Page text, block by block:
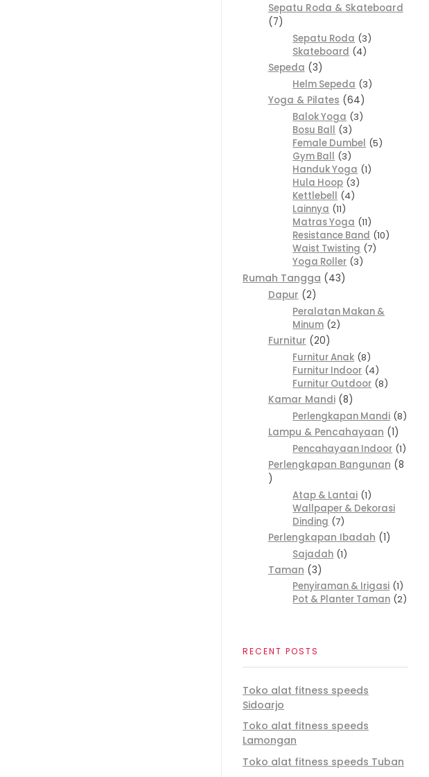
Sepatu Roda & Skateboard
7
Sepatu Roda 3
Skateboard 4
Sepeda
3
Helm Sepeda 3
Yoga & Pilates
64
Balok Yoga 3
Bosu Ball 3
Female Dumbel 5
Gym Ball 3
Handuk Yoga 1
Hula Hoop 3
Kettlebell 4
Lainnya 11
Matras Yoga 11
Resistance Band 10
Waist Twisting 7
Yoga Roller 3
Rumah Tangga 43
Dapur
2
Peralatan Makan &
Minum 2
Furnitur
20
Furnitur Anak 8
Furnitur Indoor 4
Furnitur Outdoor 8
Kamar Mandi 8
Perlengkapan Mandi 8
Lampu & Pencahayaan
1
Pencahayaan Indoor 1
Perlengkapan Bangunan
8
Atap & Lantai 1
Wallpaper & Dekorasi
Dinding 7
Perlengkapan Ibadah
1
Sajadah 1
Taman
3
Penyiraman & Irigasi 1
Pot & Planter Taman 2
RECENT POSTS
Toko alat fitness speeds
Sidoarjo
Toko alat fitness speeds
Lamongan
Toko alat fitness speeds Tuban